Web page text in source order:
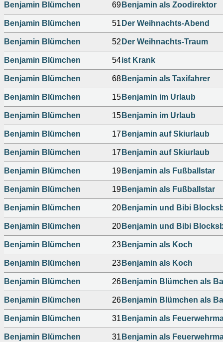
Benjamin Blümchen 69 Benjamin als Zoodirektor
Benjamin Blümchen 51 Der Weihnachts-Abend
Benjamin Blümchen 52 Der Weihnachts-Traum
Benjamin Blümchen 54ist Krank
Benjamin Blümchen 68 Benjamin als Taxifahrer
Benjamin Blümchen 15 Benjamin im Urlaub
Benjamin Blümchen 15 Benjamin im Urlaub
Benjamin Blümchen 17 Benjamin auf Skiurlaub
Benjamin Blümchen 17 Benjamin auf Skiurlaub
Benjamin Blümchen 19 Benjamin als Fußballstar
Benjamin Blümchen 19 Benjamin als Fußballstar
Benjamin Blümchen 20 Benjamin und Bibi
Benjamin Blümchen 20 Benjamin und Bibi
Benjamin Blümchen 23 Benjamin als Koch
Benjamin Blümchen 23 Benjamin als Koch
Benjamin Blümchen 26 Benjamin Blümchen als
Benjamin Blümchen 26 Benjamin Blümchen als
Benjamin Blümchen 31 Benjamin als
Benjamin Blümchen 31 Benjamin als